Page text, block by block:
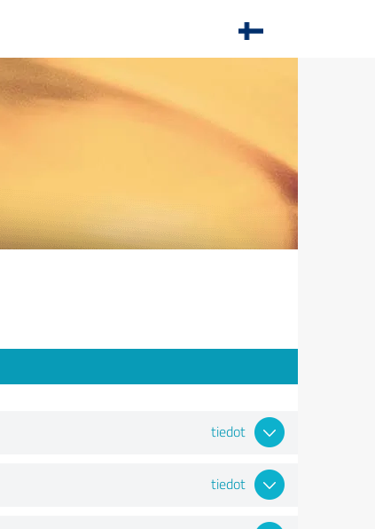
tiedot
tiedot